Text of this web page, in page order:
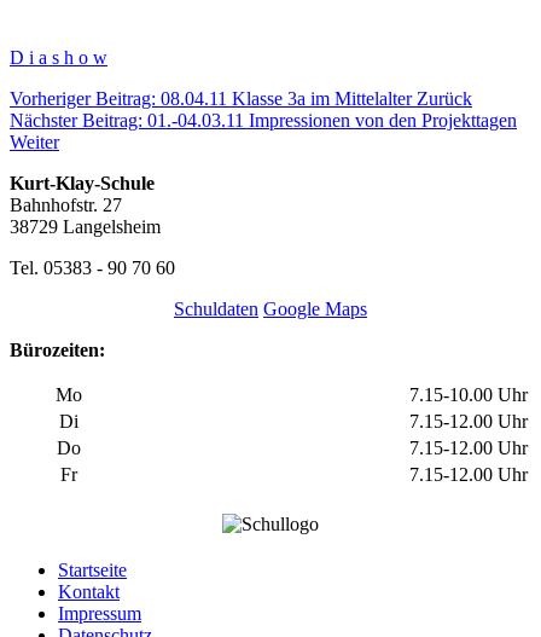
D i a s h o w
Vorheriger Beitrag: 08.04.11 Klasse 3a im Mittelalter Zurück
Nächster Beitrag: 01.-04.03.11 Impressionen von den Projekttagen
Weiter
Kurt-Klay-Schule
Bahnhofstr. 27
38729 Langelsheim
Tel. 05383 - 90 70 60
Schuldaten Google Maps
Bürozeiten:
Mo
7.15-10.00 Uhr
Di
7.15-12.00 Uhr
Do
7.15-12.00 Uhr
Fr
7.15-12.00 Uhr
Startseite
Kontakt
Impressum